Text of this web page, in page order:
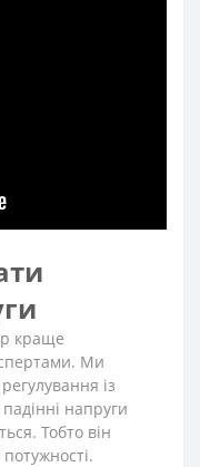
краще
Ми
із
напруги
Тобто він